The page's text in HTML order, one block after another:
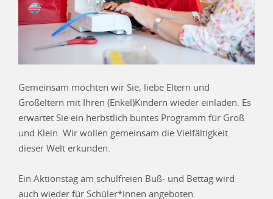
Gemeinsam möchten wir Sie, liebe Eltern und
Großeltern mit Ihren (Enkel)Kindern wieder einladen. Es
erwartet Sie ein herbstlich buntes Programm für Groß
und Klein. Wir wollen gemeinsam die Vielfältigkeit
dieser Welt erkunden.
Ein Aktionstag am schulfreien Buß- und Bettag wird
auch wieder für Schüler*innen angeboten.